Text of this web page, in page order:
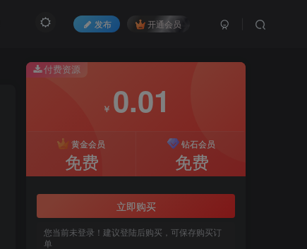
发布 开通会员
付费资源
￥ 0.01
黄金会员
免费
钻石会员
免费
立即购买
您当前未登录！建议登陆后购买，可保存购买订
单
￥ 0.01
黄金会员
免费
钻石会员
免费
立即购买
您当前未登录！建议登陆后购买，可保存购买订
单